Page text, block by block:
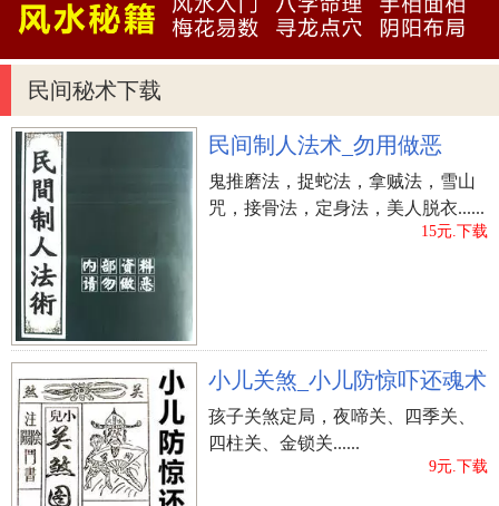
的心态，虚荣心强，分外争强好胜。在看待男人女
人感情上，较非常容易羡慕不止，与之能友好相处
的男士大多数是能够谦让其的种类。
眼睛长尖
民间秘术下载
民间制人法术_勿用做恶
鬼推磨法，捉蛇法，拿贼法，雪山
咒，接骨法，定身法，美人脱衣......
15元.下载
小儿关煞_小儿防惊吓还魂术
孩子关煞定局，夜啼关、四季关、
四柱关、金锁关......
9元.下载